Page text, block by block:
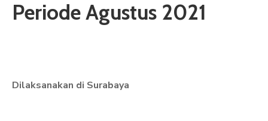
HUBUNGI
Periode Agustus 2021
Dilaksanakan di Surabaya